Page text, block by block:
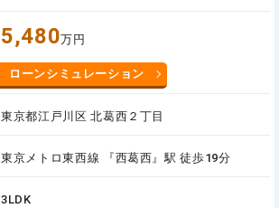
5,480万円
ローンシミュレーション
東京都江戸川区 北葛西２丁目
東京メトロ東西線 『西葛西』駅 徒歩19分
3LDK